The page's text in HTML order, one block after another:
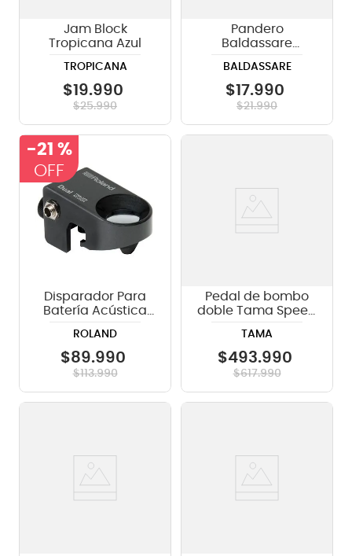
Jam Block
Tropicana Azul
TROPICANA
$19.990
$25.990
Pandero
Baldassare
BALDASSARE
$17.990
$21.990
-21 %
Disparador Para
Batería Acústica
ROLAND
$89.990
$113.990
Pedal de bombo
doble Tama Speed
incluye case
TAMA
$493.990
$617.990